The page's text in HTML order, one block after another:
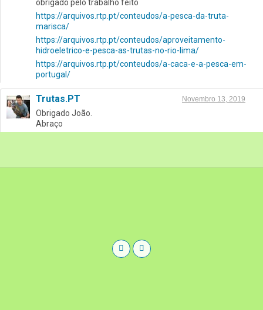
obrigado pelo trabalho feito
https://arquivos.rtp.pt/conteudos/a-pesca-da-truta-
marisca/
https://arquivos.rtp.pt/conteudos/aproveitamento-
hidroeletrico-e-pesca-as-trutas-no-rio-lima/
https://arquivos.rtp.pt/conteudos/a-caca-e-a-pesca-em-
portugal/
Trutas.PT Novembro 13, 2019
Obrigado João.
Abraço